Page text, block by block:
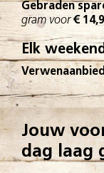
Gebraden
gram voor €
Elk
Jouw
dag laag